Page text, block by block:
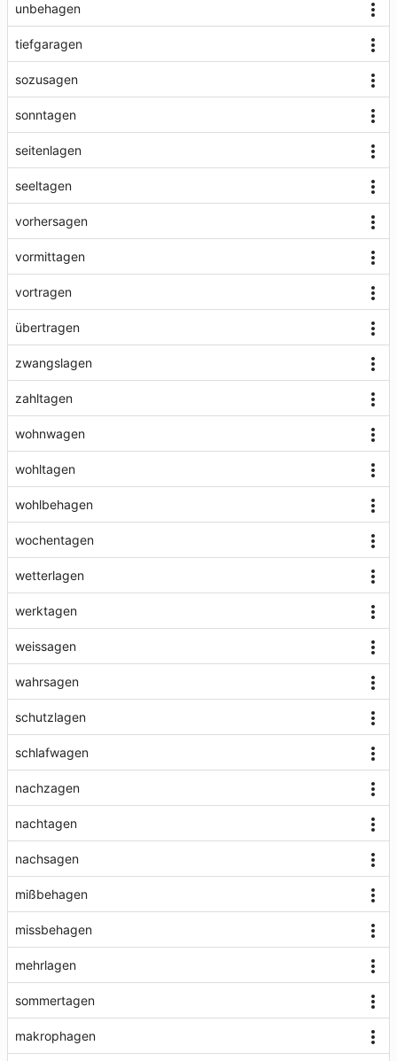
unbehagen
tiefgaragen
sozusagen
sonntagen
seitenlagen
seeltagen
vorhersagen
vormittagen
vortragen
übertragen
zwangslagen
zahltagen
wohnwagen
wohltagen
wohlbehagen
wochentagen
wetterlagen
werktagen
weissagen
wahrsagen
schutzlagen
schlafwagen
nachzagen
nachtagen
nachsagen
mißbehagen
missbehagen
mehrlagen
sommertagen
makrophagen